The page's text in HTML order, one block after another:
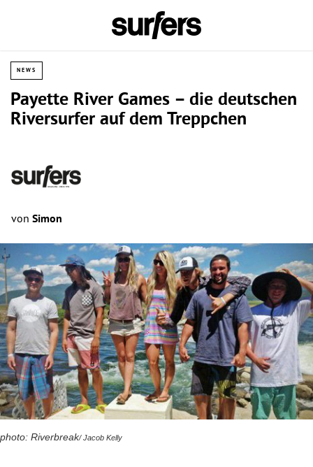
NEWS
Payette River Games – die deutschen
Riversurfer auf dem Treppchen
von Simon
photo: Riverbreak/ Jacob Kelly